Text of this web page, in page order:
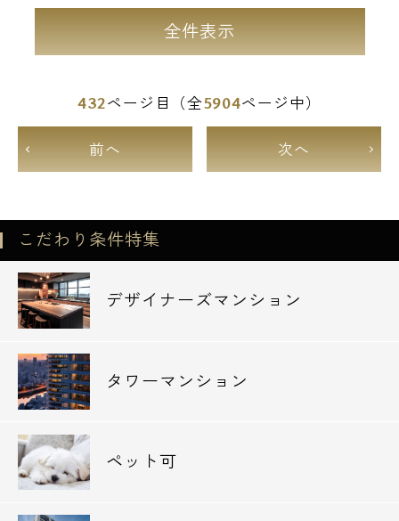
全件表示
432ページ目（全5904ページ中）
前へ 次へ
こだわり条件特集
デザイナーズマンション
タワーマンション
ペット可